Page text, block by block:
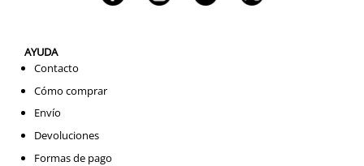
AYUDA
Contacto
Cómo comprar
Envío
Devoluciones
Formas de pago